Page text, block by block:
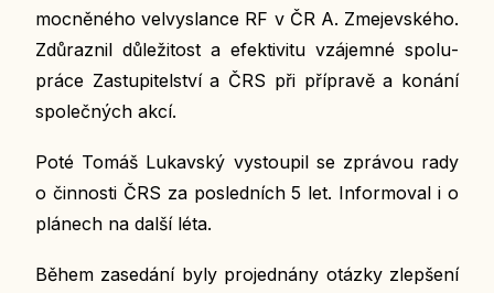
moc­ně­né­ho vel­vy­slan­ce RF v ČR A. Zme­jev­ské­ho.
Zdů­raz­nil dů­le­ži­tost a efek­ti­vi­tu vzá­jem­né spo­lu­
prá­ce Za­stu­pi­tel­ství a ČRS při pří­pra­vě a konání
spo­leč­ných akcí.
Poté Tomáš Lu­kav­ský vy­stou­pil se zprá­vou rady
o čin­nos­ti ČRS za po­sled­ních 5 let. In­for­mo­val i o
plá­nech na další léta.
Během za­se­dá­ní byly pro­jed­ná­ny otázky zlep­še­ní